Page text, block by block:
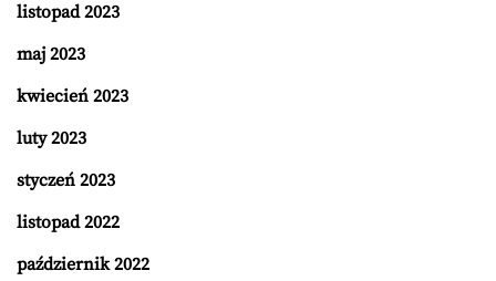
listopad 2023
maj 2023
kwiecień 2023
luty 2023
styczeń 2023
listopad 2022
październik 2022